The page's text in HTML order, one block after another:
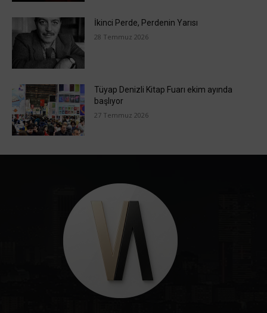
İkinci Perde, Perdenin Yarısı
28 Temmuz 2026
Tüyap Denizli Kitap Fuarı ekim ayında
başlıyor
27 Temmuz 2026